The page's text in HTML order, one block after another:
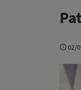
02/